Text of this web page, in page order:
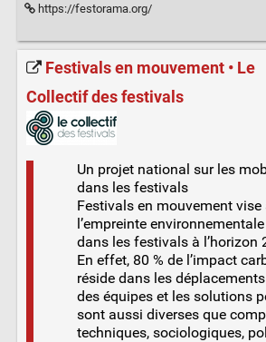
https://festorama.org/
Festivals en mouvement • Le
Collectif des festivals
Un projet national sur les
dans les festivals
Festivals en mouvement vise
l’empreinte
dans les festivals à l’horizon
En effet, 80 % de l’impact
réside dans les
des équipes et les solutions
sont aussi diverses que
techniques, sociologiques,